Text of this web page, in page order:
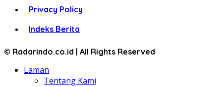
Privacy Policy
Indeks Berita
© Radarindo.co.id | All Rights Reserved
Laman
Tentang Kami